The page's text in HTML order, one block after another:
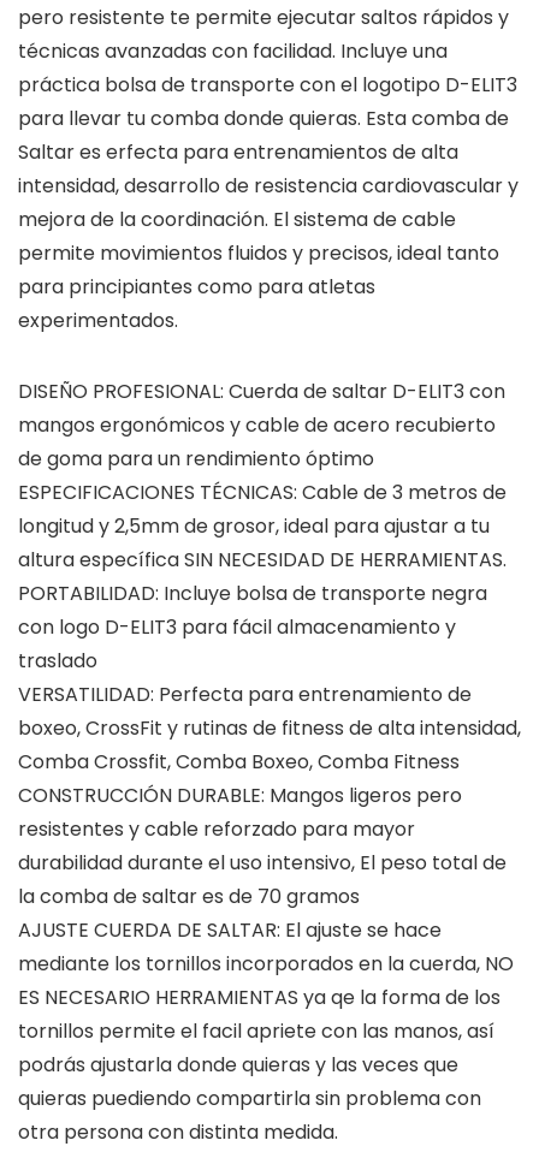
pero resistente te permite ejecutar saltos rápidos y
técnicas avanzadas con facilidad. Incluye una
práctica bolsa de transporte con el logotipo D-ELIT3
para llevar tu comba donde quieras. Esta comba de
Saltar es erfecta para entrenamientos de alta
intensidad, desarrollo de resistencia cardiovascular y
mejora de la coordinación. El sistema de cable
permite movimientos fluidos y precisos, ideal tanto
para principiantes como para atletas
experimentados.
DISEÑO PROFESIONAL: Cuerda de saltar D-ELIT3 con
mangos ergonómicos y cable de acero recubierto
de goma para un rendimiento óptimo
ESPECIFICACIONES TÉCNICAS: Cable de 3 metros de
longitud y 2,5mm de grosor, ideal para ajustar a tu
altura específica SIN NECESIDAD DE HERRAMIENTAS.
PORTABILIDAD: Incluye bolsa de transporte negra
con logo D-ELIT3 para fácil almacenamiento y
traslado
VERSATILIDAD: Perfecta para entrenamiento de
boxeo, CrossFit y rutinas de fitness de alta intensidad,
Comba Crossfit, Comba Boxeo, Comba Fitness
CONSTRUCCIÓN DURABLE: Mangos ligeros pero
resistentes y cable reforzado para mayor
durabilidad durante el uso intensivo, El peso total de
la comba de saltar es de 70 gramos
AJUSTE CUERDA DE SALTAR: El ajuste se hace
mediante los tornillos incorporados en la cuerda, NO
ES NECESARIO HERRAMIENTAS ya qe la forma de los
tornillos permite el facil apriete con las manos, así
podrás ajustarla donde quieras y las veces que
quieras puediendo compartirla sin problema con
otra persona con distinta medida.